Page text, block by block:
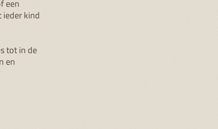
een
ieder kind
tot in de
en